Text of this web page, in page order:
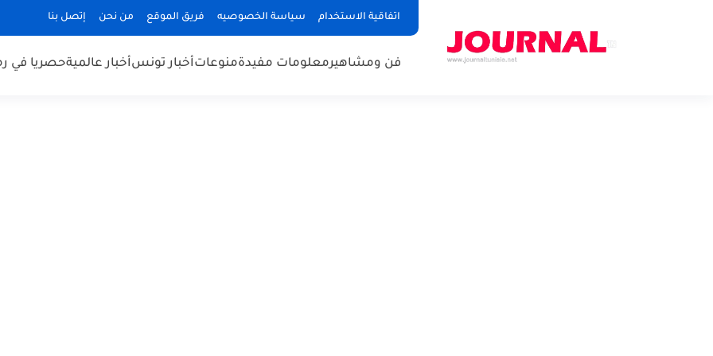
اتفاقية الاستخدام سياسة الخصوصيه فريق الموقع من نحن إتصل بنا
فن ومشاهيرمعلومات مفيدةمنوعاتأخبار تونسأخبار عالميةحصريا في